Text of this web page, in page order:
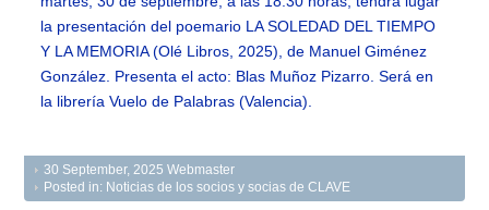
la presentación del poemario LA SOLEDAD DEL TIEMPO
Y LA MEMORIA (Olé Libros, 2025), de Manuel Giménez
González. Presenta el acto: Blas Muñoz Pizarro. Será en
la librería Vuelo de Palabras (Valencia).
30 September, 2025 Webmaster
Posted in: Noticias de los socios y socias de CLAVE